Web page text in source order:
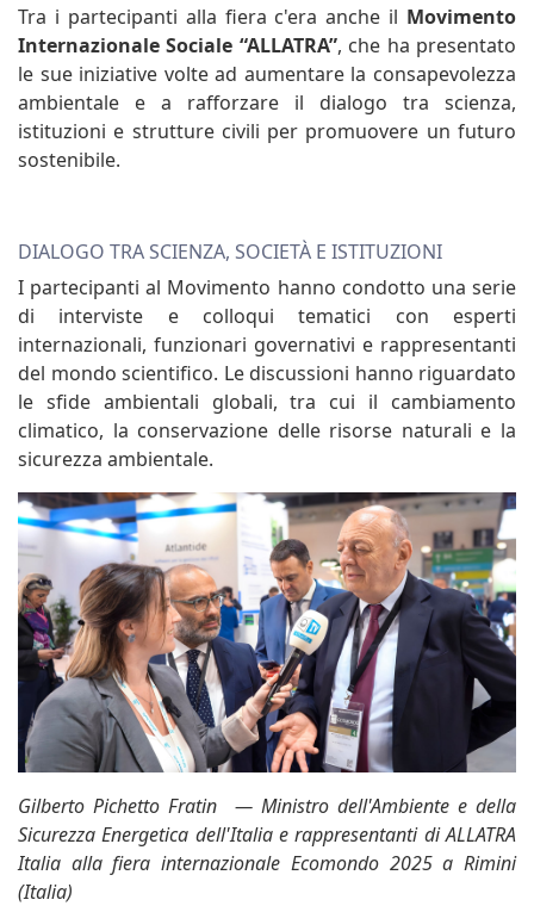
Tra i partecipanti alla fiera c'era anche il Movimento
Internazionale Sociale “ALLATRA”, che ha presentato
le sue iniziative volte ad aumentare la consapevolezza
ambientale e a rafforzare il dialogo tra scienza,
istituzioni e strutture civili per promuovere un futuro
sostenibile.
DIALOGO TRA SCIENZA, SOCIETÀ E ISTITUZIONI
I partecipanti al Movimento hanno condotto una serie
di interviste e colloqui tematici con esperti
internazionali, funzionari governativi e rappresentanti
del mondo scientifico. Le discussioni hanno riguardato
le sfide ambientali globali, tra cui il cambiamento
climatico, la conservazione delle risorse naturali e la
sicurezza ambientale.
Gilberto Pichetto Fratin — Ministro dell'Ambiente e della
Sicurezza Energetica dell'Italia e rappresentanti di ALLATRA
Italia alla fiera internazionale Ecomondo 2025 a Rimini
(Italia)